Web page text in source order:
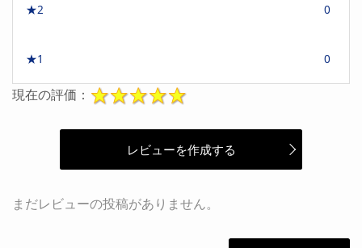
★2 0
★1 0
現在の評価：
レビューを作成する
まだレビューの投稿がありません。